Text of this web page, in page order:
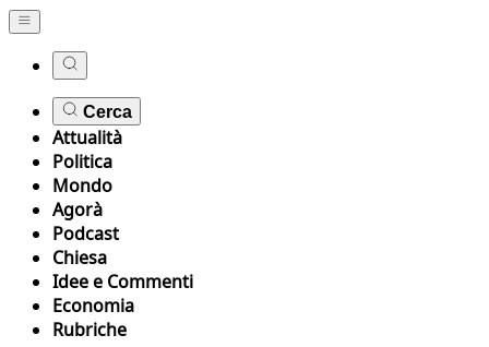
Cerca
Attualità
Politica
Mondo
Agorà
Podcast
Chiesa
Idee e Commenti
Economia
Rubriche